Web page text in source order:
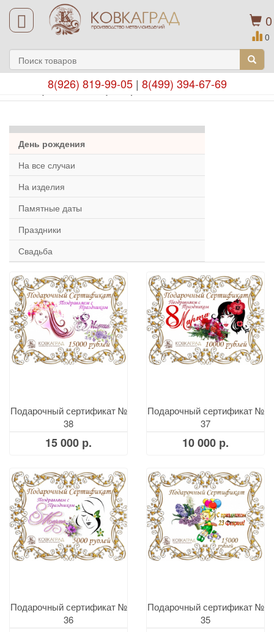
0
0
8(926) 819-99-05| 8(499) 394-67-69
Подарочные сертификаты
День рождения
На все случаи
На изделия
Памятные даты
Праздники
Свадьба
Подарочный сертификат №
38
15 000 р.
Подарочный сертификат №
37
10 000 р.
Подарочный сертификат №
36
Подарочный сертификат №
35